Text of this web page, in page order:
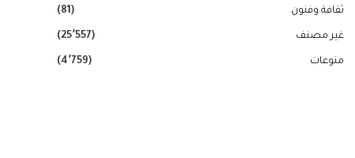
ثقافة وفنون (81)
غير مصنف (25٬557)
منوعات (4٬759)